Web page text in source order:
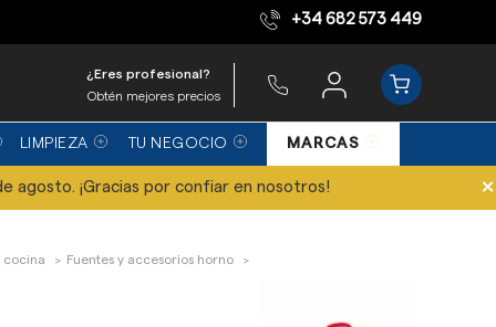
Equipo de expertos +34 682 573 449
¿Eres profesional?
Obtén mejores precios
LIMPIEZA TU NEGOCIO MARCAS
agosto. ¡Gracias por confiar en nosotros! ×
cocina Fuentes y accesorios horno